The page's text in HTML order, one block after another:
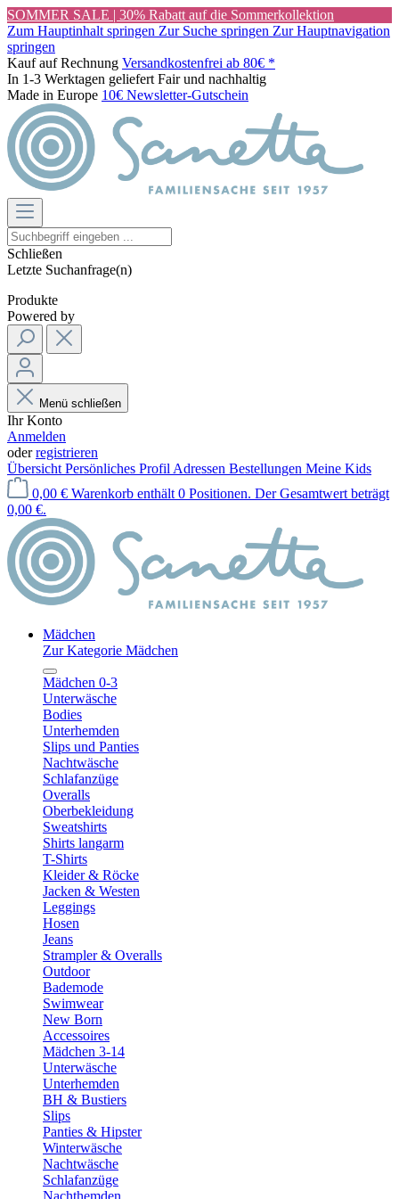
SOMMER SALE | 30% Rabatt auf die Sommerkollektion
Zum Hauptinhalt springen Zur Suche springen Zur Hauptnavigation
springen
Kauf auf Rechnung Versandkostenfrei ab 80€ *
In 1-3 Werktagen geliefert Fair und nachhaltig
Made in Europe 10€ Newsletter-Gutschein
Schließen
Letzte Suchanfrage(n)
Produkte
Powered by
Menü schließen
Ihr Konto
Anmelden
oderregistrieren
Übersicht Persönliches Profil Adressen Bestellungen Meine Kids
0,00 € Warenkorb enthält 0 Positionen. Der Gesamtwert beträgt
0,00 €.
Mädchen
Zur Kategorie Mädchen
Mädchen 0-3
Unterwäsche
Bodies
Unterhemden
Slips und Panties
Nachtwäsche
Schlafanzüge
Overalls
Oberbekleidung
Sweatshirts
Shirts langarm
T-Shirts
Kleider & Röcke
Jacken & Westen
Leggings
Hosen
Jeans
Strampler & Overalls
Outdoor
Bademode
Swimwear
New Born
Accessoires
Mädchen 3-14
Unterwäsche
Unterhemden
BH & Bustiers
Slips
Panties & Hipster
Winterwäsche
Nachtwäsche
Schlafanzüge
Nachthemden